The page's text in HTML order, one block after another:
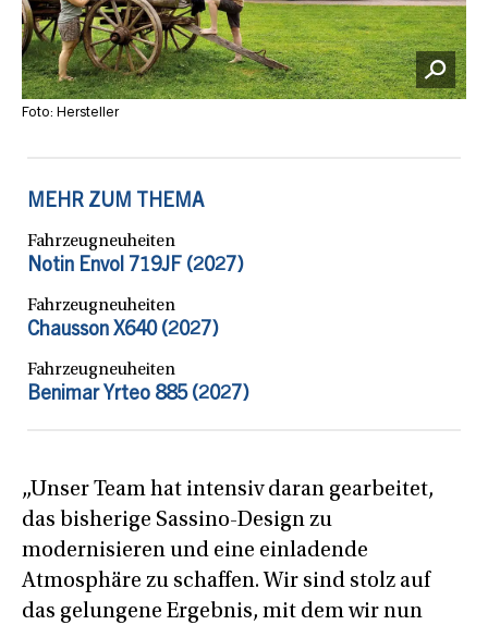
Foto: Hersteller
MEHR ZUM THEMA
Fahrzeugneuheiten
Notin Envol 719JF (2027)
Fahrzeugneuheiten
Chausson X640 (2027)
Fahrzeugneuheiten
Benimar Yrteo 885 (2027)
„Unser Team hat intensiv daran gearbeitet,
das bisherige Sassino-Design zu
modernisieren und eine einladende
Atmosphäre zu schaffen. Wir sind stolz auf
das gelungene Ergebnis, mit dem wir nun